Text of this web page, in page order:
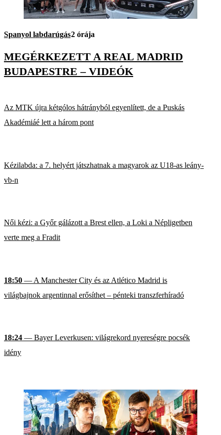
Spanyol labdarúgás2 órája
MEGÉRKEZETT A REAL MADRID
BUDAPESTRE – VIDEÓK
Az MTK újra kétgólos hátrányból egyenlített, de a Puskás
Akadémiáé lett a három pont
Kézilabda: a 7. helyért játszhatnak a magyarok az U18-as leány-
vb-n
Női kézi: a Győr gálázott a Brest ellen, a Loki a Népligetben
verte meg a Fradit
18:50 — A Manchester City és az Atlético Madrid is
világbajnok argentinnal erősíthet – pénteki transzferhíradó
18:24 — Bayer Leverkusen: világrekord nyereségre pocsék
idény